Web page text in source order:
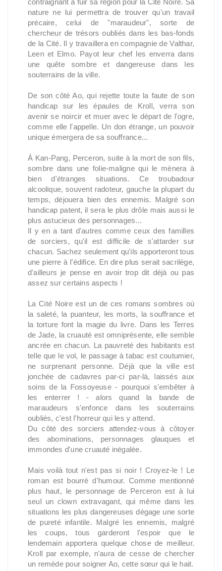
contraignant à fuir sa région pour la Cité Noire. Sa
nature ne lui permettra de trouver qu'un travail
précaire, celui de "maraudeur", sorte de
chercheur de trésors oubliés dans les bas-fonds
de la Cité. Il y travaillera en compagnie de Valthar,
Leen et Elmo. Payot leur chef les enverra dans
une quête sombre et dangereuse dans les
souterrains de la ville.
De son côté Ao, qui rejette toute la faute de son
handicap sur les épaules de Kroll, verra son
avenir se noircir et muer avec le départ de l'ogre,
comme elle l'appelle. Un don étrange, un pouvoir
unique émergera de sa souffrance...
À Kan-Pang, Perceron, suite à la mort de son fils,
sombre dans une folie-maligne qui le mènera à
bien d'étranges situations. Ce troubadour
alcoolique, souvent radoteur, gauche la plupart du
temps, déjouera bien des ennemis. Malgré son
handicap patent, il sera le plus drôle mais aussi le
plus astucieux des personnages...
Il y en a tant d'autres comme ceux des familles
de sorciers, qu'il est difficile de s'attarder sur
chacun. Sachez seulement qu'ils apporteront tous
une pierre à l’édifice. En dire plus serait sacrilège,
d'ailleurs je pense en avoir trop dit déjà ou pas
assez sur certains aspects !
La Cité Noire est un de ces romans sombres où
la saleté, la puanteur, les morts, la souffrance et
la torture font la magie du livre. Dans les Terres
de Jade, la cruauté est omniprésente, elle semble
ancrée en chacun. La pauvreté des habitants est
telle que le vol, le passage à tabac est coutumier,
ne surprenant personne. Déjà que la ville est
jonchée de cadavres par-ci par-là, laissés aux
soins de la Fossoyeuse - pourquoi s'embêter à
les enterrer ! - alors quand la bande de
maraudeurs s'enfonce dans les souterrains
oubliés, c'est l’horreur qui les y attend.
Du côté des sorciers attendez-vous à côtoyer
des abominations, personnages glauques et
immondes d'une cruauté inégalée.
Mais voilà tout n'est pas si noir ! Croyez-le ! Le
roman est bourré d'humour. Comme mentionné
plus haut, le personnage de Perceron est à lui
seul un clown extravagant, qui même dans les
situations les plus dangereuses dégage une sorte
de pureté infantile. Malgré les ennemis, malgré
les coups, tous garderont l'espoir que le
lendemain apportera quelque chose de meilleur.
Kroll par exemple, n'aura de cesse de chercher
un remède pour soigner Ao, cette sœur qui le hait.